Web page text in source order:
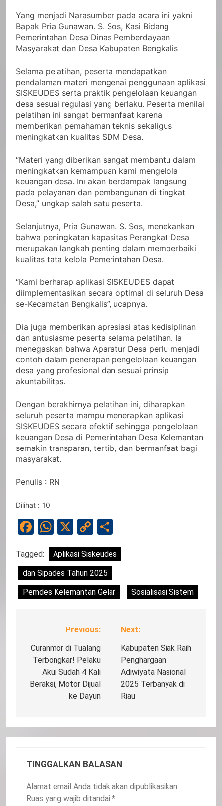
Yang menjadi Narasumber pada acara ini yakni
Bapak Pria Gunawan. S. Sos, Kasi Bidang
Pemerintahan Desa Dinas Pemberdayaan
Masyarakat dan Desa Kabupaten Bengkalis
Selama pelatihan, peserta mendapatkan
pendalaman materi mengenai penggunaan aplikasi
SISKEUDES serta praktik pengelolaan keuangan
desa sesuai regulasi yang berlaku. Peserta menilai
pelatihan ini sangat bermanfaat karena
memberikan pemahaman teknis sekaligus
meningkatkan kualitas SDM Desa.
“Materi yang diberikan sangat membantu dalam
meningkatkan kemampuan kami mengelola
keuangan desa. Ini akan berdampak langsung
pada pelayanan dan pembangunan di tingkat
Desa,” ungkap salah satu peserta.
Selanjutnya, Pria Gunawan. S. Sos, menekankan
bahwa peningkatan kapasitas Perangkat Desa
merupakan langkah penting dalam memperbaiki
kualitas tata kelola Pemerintahan Desa.
“Kami berharap aplikasi SISKEUDES dapat
diimplementasikan secara optimal di seluruh Desa
se-Kecamatan Bengkalis”, ucapnya.
Dia juga memberikan apresiasi atas kedisiplinan
dan antusiasme peserta selama pelatihan. Ia
menegaskan bahwa Aparatur Desa perlu menjadi
contoh dalam penerapan pengelolaan keuangan
desa yang profesional dan sesuai prinsip
akuntabilitas.
Dengan berakhirnya pelatihan ini, diharapkan
seluruh peserta mampu menerapkan aplikasi
SISKEUDES secara efektif sehingga pengelolaan
keuangan Desa di Pemerintahan Desa Kelemantan
semakin transparan, tertib, dan bermanfaat bagi
masyarakat.
Penulis : RN
Dilihat : 10
Facebook
WhatsApp
X
Copy
Link
Tagged:
Aplikasi Siskeudes
dan Sipades Tahun 2025
Pemdes Kelemantan Gelar
Sosialisasi Sistem
Navigasi
pos
Previous:
Curanmor di Tualang
Terbongkar! Pelaku
Akui Sudah 4 Kali
Beraksi, Motor Dijual
ke Dayun
Next:
Kabupaten Siak Raih
Penghargaan
Adiwiyata Nasional
2025 Terbanyak di
Riau
TINGGALKAN BALASAN
Alamat email Anda tidak akan dipublikasikan.
Ruas yang wajib ditandai *